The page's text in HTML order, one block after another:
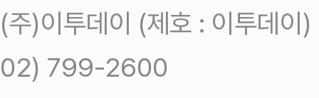
(주)이투데이 (제호 : 이투데
02) 799-2600